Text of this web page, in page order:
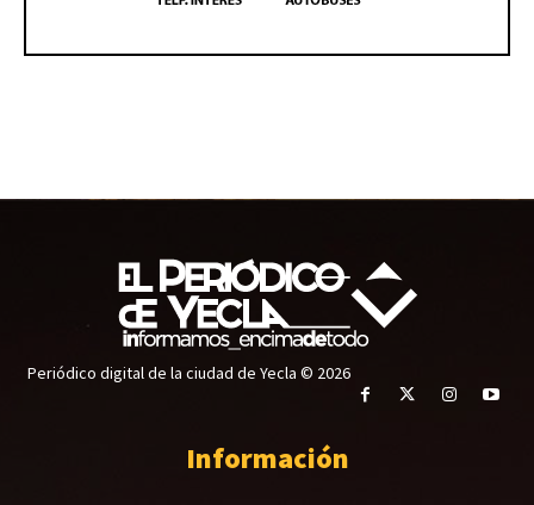
Periódico digital de la ciudad de Yecla © 2026
Información